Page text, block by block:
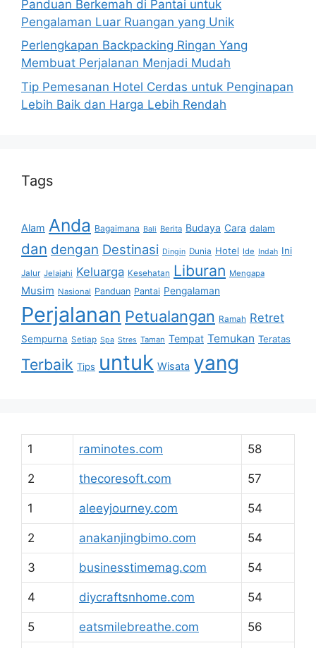
Panduan Berkemah di Pantai untuk
Pengalaman Luar Ruangan yang Unik
Perlengkapan Backpacking Ringan Yang
Membuat Perjalanan Menjadi Mudah
Tip Pemesanan Hotel Cerdas untuk Penginapan
Lebih Baik dan Harga Lebih Rendah
Tags
Alam Anda Bagaimana Bali Berita Budaya Cara dalam
dan dengan Destinasi Dingin Dunia Hotel Ide Indah Ini
Jalur Jelajahi Keluarga Kesehatan Liburan Mengapa
Musim Nasional Panduan Pantai Pengalaman
Perjalanan Petualangan Ramah Retret
Sempurna Setiap Spa Stres Taman Tempat Temukan Teratas
Terbaik Tips untuk Wisata yang
1 raminotes.com 58
2 thecoresoft.com 57
1 aleeyjourney.com 54
2 anakanjingbimo.com 54
3 businesstimemag.com 54
4 diycraftsnhome.com 54
5 eatsmilebreathe.com 56